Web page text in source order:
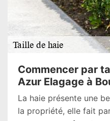
Commencer par
Azur Elagage à
La haie présente une
la propriété, elle fait